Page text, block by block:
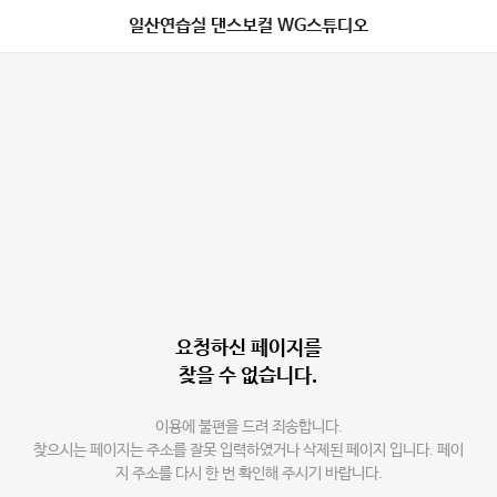
일산연습실 댄스보컬 WG스튜디오
요청하신 페이지를
찾을 수 없습니다.
이용에 불편을 드려 죄송합니다.
찾으시는 페이지는 주소를 잘못 입력하였거나 삭제된 페이지 입니다. 페이
지 주소를 다시 한 번 확인해 주시기 바랍니다.